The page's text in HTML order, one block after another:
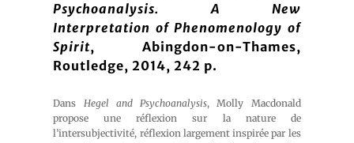
Psychoanalysis. A New
Interpretation of Phenomenology of
Spirit, Abingdon-on-Thames,
Routledge, 2014, 242 p.
Dans Hegel and Psychoanalysis, Molly Macdonald
propose une réflexion sur la nature de
l’intersubjectivité, réflexion largement inspirée par les